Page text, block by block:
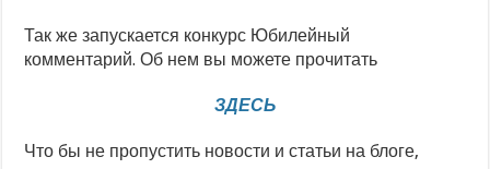
Так же запускается конкурс Юбилейный
комментарий. Об нем вы можете прочитать
ЗДЕСЬ
Что бы не пропустить новости и статьи на блоге,